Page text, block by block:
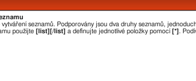
seznamů. Podporovány jsou dva druhy seznamů,
použijte [list][/list] a definujte jednotlivé položky pomocí [*] .